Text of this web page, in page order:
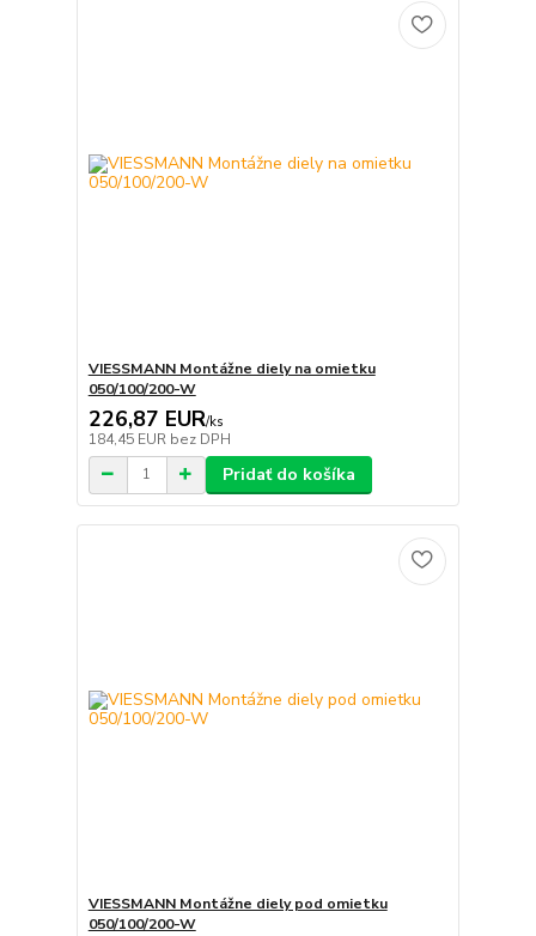
VIESSMANN Montážne diely na omietku
050/100/200-W
226,87 EUR/ks
184,45 EUR bez DPH
Pridať do košíka
VIESSMANN Montážne diely pod omietku
050/100/200-W